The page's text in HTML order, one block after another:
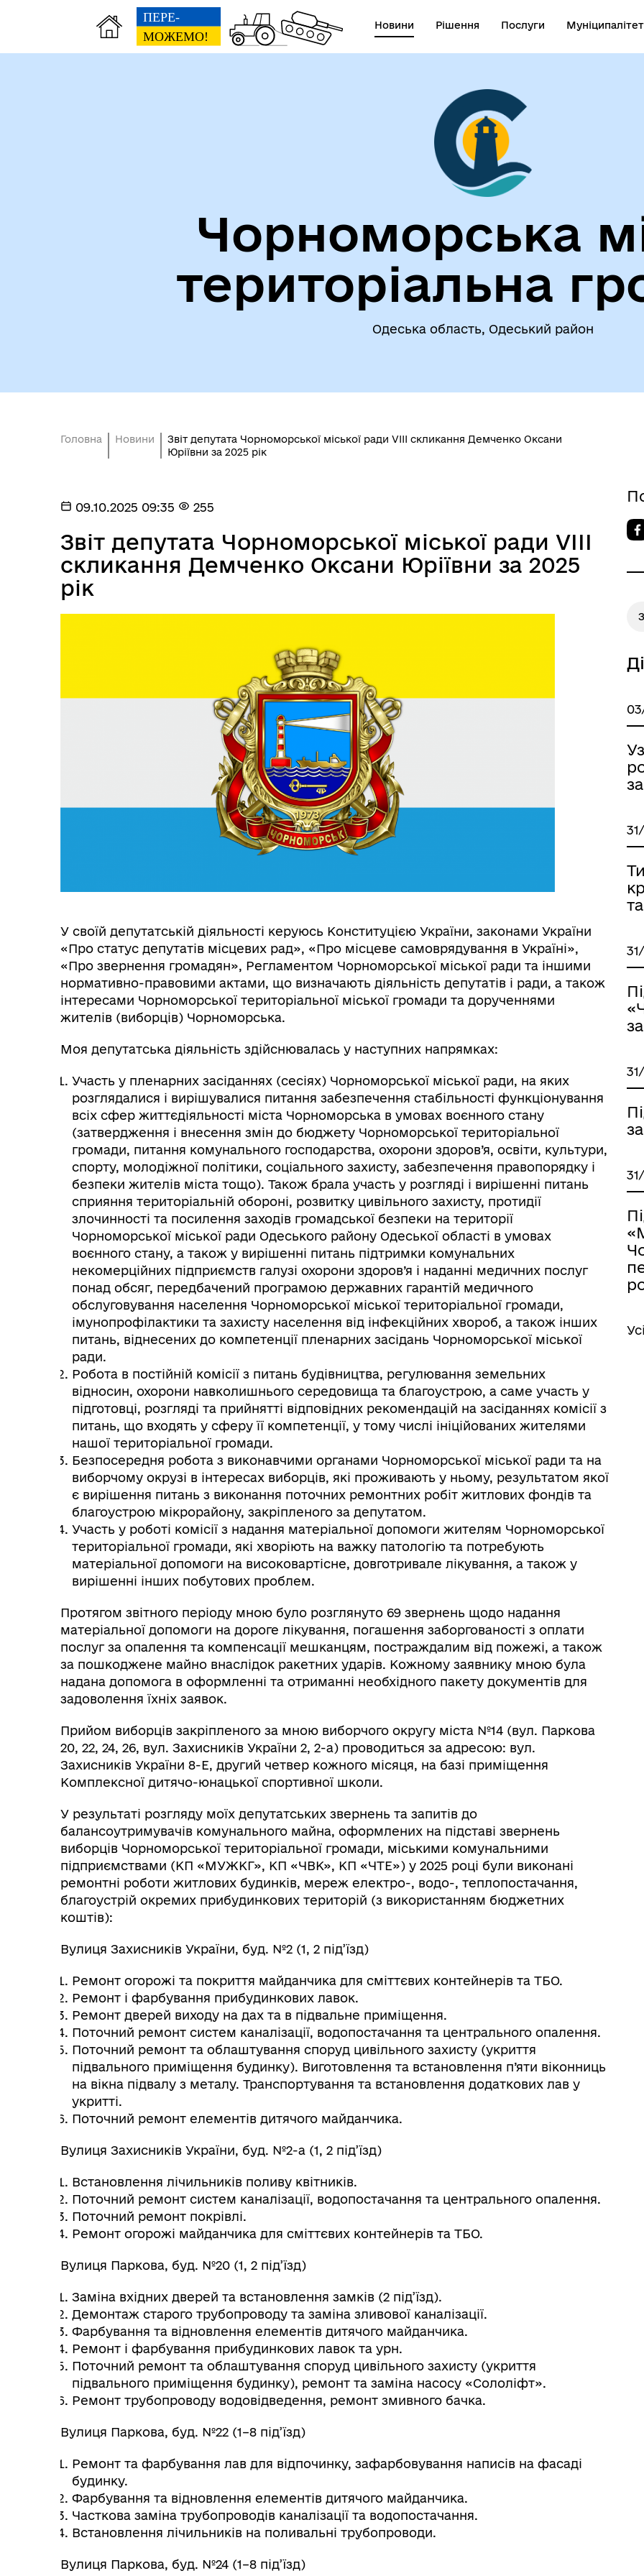
Новини Рішення Послуги Муніципалітет
Виконавчий комітет
Колегіальні органи (ради,
Місцеві податки та збори
Герої не вмирають!
Чорноморська
територіальна
Одеська область, Одеський район
Головна Новини
Звіт депутата Чорноморської міської ради VІІІ скликання Демченко Оксани
Юріївни за 2025 рік
09.10.2025 09:35 255
Звіт депутата Чорноморської міської ради VІІІ
скликання Демченко Оксани Юріївни за 2025
рік
У своїй депутатській діяльності керуюсь Конституцією України, законами України
«Про статус депутатів місцевих рад», «Про місцеве самоврядування в Україні»,
«Про звернення громадян», Регламентом Чорноморської міської ради та іншими
нормативно-правовими актами, що визначають діяльність депутатів і ради, а також
інтересами Чорноморської територіальної міської громади та дорученнями
жителів (виборців) Чорноморська.
Моя депутатська діяльність здійснювалась у наступних напрямках:
Участь у пленарних засіданнях (сесіях) Чорноморської міської ради, на яких
розглядалися і вирішувалися питання забезпечення стабільності функціонування
всіх сфер життєдіяльності міста Чорноморська в умовах воєнного стану
(затвердження і внесення змін до бюджету Чорноморської територіальної
громади, питання комунального господарства, охорони здоров’я, освіти, культури,
спорту, молодіжної політики, соціального захисту, забезпечення правопорядку і
безпеки жителів міста тощо). Також брала участь у розгляді і вирішенні питань
сприяння територіальній обороні, розвитку цивільного захисту, протидії
злочинності та посилення заходів громадської безпеки на території
Чорноморської міської ради Одеського району Одеської області в умовах
воєнного стану, а також у вирішенні питань підтримки комунальних
некомерційних підприємств галузі охорони здоров’я і наданні медичних послуг
понад обсяг, передбачений програмою державних гарантій медичного
обслуговування населення Чорноморської міської територіальної громади,
імунопрофілактики та захисту населення від інфекційних хвороб, а також інших
питань, віднесених до компетенції пленарних засідань Чорноморської міської
ради.
Робота в постійній комісії з питань будівництва, регулювання земельних
відносин, охорони навколишнього середовища та благоустрою, а саме участь у
підготовці, розгляді та прийнятті відповідних рекомендацій на засіданнях комісії з
питань, що входять у сферу її компетенції, у тому числі ініційованих жителями
нашої територіальної громади.
Безпосередня робота з виконавчими органами Чорноморської міської ради та на
виборчому окрузі в інтересах виборців, які проживають у ньому, результатом якої
є вирішення питань з виконання поточних ремонтних робіт житлових фондів та
благоустрою мікрорайону, закріпленого за депутатом.
Участь у роботі комісії з надання матеріальної допомоги жителям Чорноморської
територіальної громади, які хворіють на важку патологію та потребують
матеріальної допомоги на високовартісне, довготривале лікування, а також у
вирішенні інших побутових проблем.
Протягом звітного періоду мною було розглянуто 69 звернень щодо надання
матеріальної допомоги на дороге лікування, погашення заборгованості з оплати
послуг за опалення та компенсації мешканцям, постраждалим від пожежі, а також
за пошкоджене майно внаслідок ракетних ударів. Кожному заявнику мною була
надана допомога в оформленні та отриманні необхідного пакету документів для
задоволення їхніх заявок.
Прийом виборців закріпленого за мною виборчого округу міста №14 (вул. Паркова
20, 22, 24, 26, вул. Захисників України 2, 2-а) проводиться за адресою: вул.
Захисників України 8-Е, другий четвер кожного місяця, на базі приміщення
Комплексної дитячо-юнацької спортивної школи.
У результаті розгляду моїх депутатських звернень та запитів до
балансоутримувачів комунального майна, оформлених на підставі звернень
виборців Чорноморської територіальної громади, міськими комунальними
підприємствами (КП «МУЖКГ», КП «ЧВК», КП «ЧТЕ») у 2025 році були виконані
ремонтні роботи житлових будинків, мереж електро-, водо-, теплопостачання,
благоустрій окремих прибудинкових територій (з використанням бюджетних
коштів):
Вулиця Захисників України, буд. №2 (1, 2 під’їзд)
Ремонт огорожі та покриття майданчика для сміттєвих контейнерів та ТБО.
Ремонт і фарбування прибудинкових лавок.
Ремонт дверей виходу на дах та в підвальне приміщення.
Поточний ремонт систем каналізації, водопостачання та центрального опалення.
Поточний ремонт та облаштування споруд цивільного захисту (укриття
підвального приміщення будинку). Виготовлення та встановлення п’яти віконниць
на вікна підвалу з металу. Транспортування та встановлення додаткових лав у
укритті.
Поточний ремонт елементів дитячого майданчика.
Вулиця Захисників України, буд. №2-а (1, 2 під’їзд)
Встановлення лічильників поливу квітників.
Поточний ремонт систем каналізації, водопостачання та центрального опалення.
Поточний ремонт покрівлі.
Ремонт огорожі майданчика для сміттєвих контейнерів та ТБО.
Вулиця Паркова, буд. №20 (1, 2 під’їзд)
Заміна вхідних дверей та встановлення замків (2 під’їзд).
Демонтаж старого трубопроводу та заміна зливової каналізації.
Фарбування та відновлення елементів дитячого майданчика.
Ремонт і фарбування прибудинкових лавок та урн.
Поточний ремонт та облаштування споруд цивільного захисту (укриття
підвального приміщення будинку), ремонт та заміна насосу «Сололіфт».
Ремонт трубопроводу водовідведення, ремонт змивного бачка.
Вулиця Паркова, буд. №22 (1–8 під’їзд)
Ремонт та фарбування лав для відпочинку, зафарбовування написів на фасаді
будинку.
Фарбування та відновлення елементів дитячого майданчика.
Часткова заміна трубопроводів каналізації та водопостачання.
Встановлення лічильників на поливальні трубопроводи.
Вулиця Паркова, буд. №24 (1–8 під’їзд)